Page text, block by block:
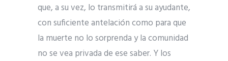
que, a su vez, lo transmitirá a su ayudante,
con suficiente antelación como para que
la muerte no lo sorprenda y la comunidad
no se vea privada de ese saber. Y los